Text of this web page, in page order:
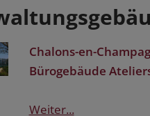
Chalons-en-
Bürogebäude
Weiter...